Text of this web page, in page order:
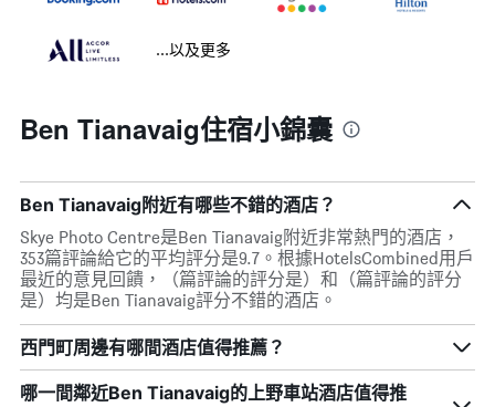
...以及更多
Ben Tianavaig住宿小錦囊
Ben Tianavaig附近有哪些不錯的酒店？
Skye Photo Centre是Ben Tianavaig附近非常熱門的酒店，
353篇評論給它的平均評分是9.7。根據HotelsCombined用戶
最近的意見回饋，（篇評論的評分是）和（篇評論的評分
是）均是Ben Tianavaig評分不錯的酒店。
西門町周邊有哪間酒店值得推薦？
哪一間鄰近Ben Tianavaig的上野車站酒店值得推